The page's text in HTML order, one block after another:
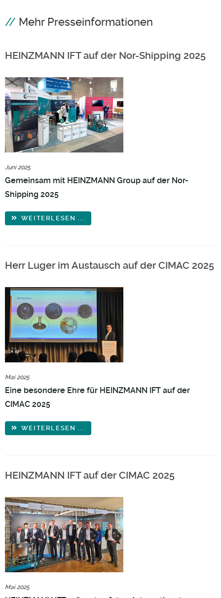
Mehr Presseinformationen
HEINZMANN IFT auf der Nor-Shipping 2025
Juni 2025
Gemeinsam mit HEINZMANN Group auf der Nor-
Shipping 2025
WEITERLESEN ...
Herr Luger im Austausch auf der CIMAC 2025
Mai 2025
Eine besondere Ehre für HEINZMANN IFT auf der
CIMAC 2025
WEITERLESEN ...
HEINZMANN IFT auf der CIMAC 2025
Mai 2025